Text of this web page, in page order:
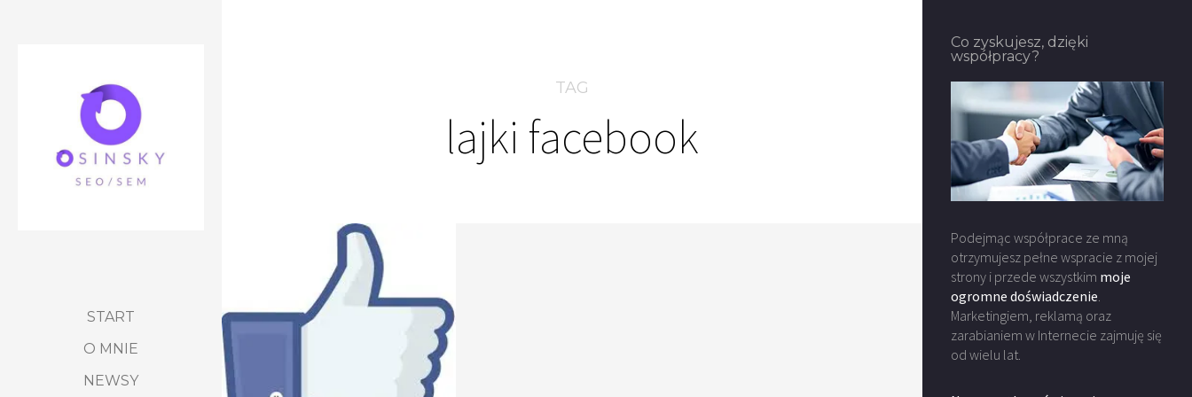
START
O MNIE
NEWSY
TAG
lajki facebook
Co zyskujesz, dzięki
współpracy?
Podejmąc współprace ze mną
otrzymujesz pełne wspracie z mojej
strony i przede wszystkim moje
ogromne doświadczenie.
Marketingiem, reklamą oraz
zarabianiem w Internecie zajmuję się
od wielu lat.